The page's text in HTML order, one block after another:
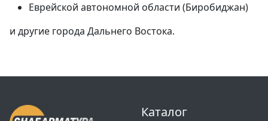
Еврейской автономной области (Биробиджан)
и другие города Дальнего Востока.
Каталог